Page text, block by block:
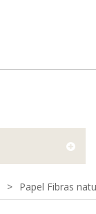
> Papel Fibras